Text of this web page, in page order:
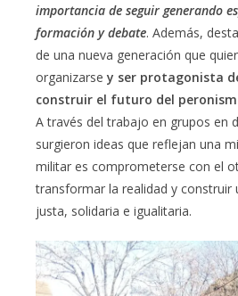
importancia de seguir generando
formación y debate. Además,
de una nueva generación que
organizarse y ser protagonista
construir el futuro del
A través del trabajo en grupos en
surgieron ideas que reflejan una
militar es comprometerse con el
transformar la realidad y construir
justa, solidaria e igualitaria.